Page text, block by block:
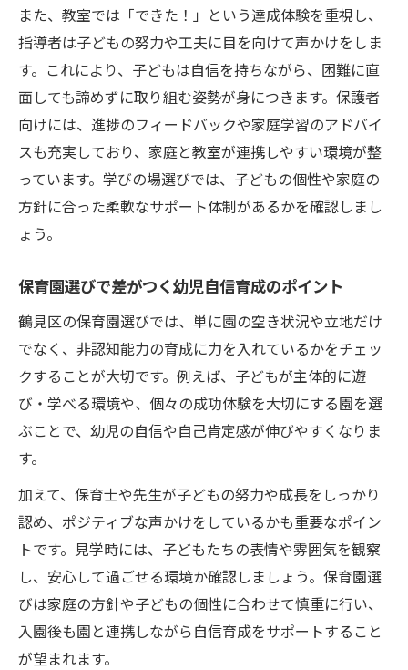
また、教室では「できた！」という達成体験を重視し、
指導者は子どもの努力や工夫に目を向けて声かけをしま
す。これにより、子どもは自信を持ちながら、困難に直
面しても諦めずに取り組む姿勢が身につきます。保護者
向けには、進捗のフィードバックや家庭学習のアドバイ
スも充実しており、家庭と教室が連携しやすい環境が整
っています。学びの場選びでは、子どもの個性や家庭の
方針に合った柔軟なサポート体制があるかを確認しまし
ょう。
保育園選びで差がつく幼児自信育成のポイント
鶴見区の保育園選びでは、単に園の空き状況や立地だけ
でなく、非認知能力の育成に力を入れているかをチェッ
クすることが大切です。例えば、子どもが主体的に遊
び・学べる環境や、個々の成功体験を大切にする園を選
ぶことで、幼児の自信や自己肯定感が伸びやすくなりま
す。
加えて、保育士や先生が子どもの努力や成長をしっかり
認め、ポジティブな声かけをしているかも重要なポイン
トです。見学時には、子どもたちの表情や雰囲気を観察
し、安心して過ごせる環境か確認しましょう。保育園選
びは家庭の方針や子どもの個性に合わせて慎重に行い、
入園後も園と連携しながら自信育成をサポートすること
が望まれます。